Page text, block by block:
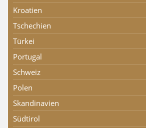
Kroatien
Tschechien
Türkei
Portugal
Schweiz
Polen
Skandinavien
Südtirol